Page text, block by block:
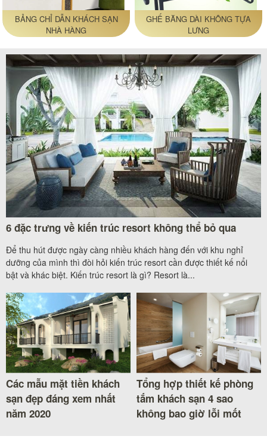
BẢNG CHỈ DẪN KHÁCH SẠN
NHÀ HÀNG
GHẾ BĂNG DÀI KHÔNG TỰA
LƯNG
6 đặc trưng về kiến trúc resort không thể bỏ qua
Để thu hút được ngày càng nhiều khách hàng đến với khu nghỉ
dưỡng của mình thì đòi hỏi kiến trúc resort cần được thiết kế nổi
bật và khác biệt. Kiến trúc resort là gì? Resort là...
Các mẫu mặt tiền khách
sạn đẹp đáng xem nhất
năm 2020
Tổng hợp thiết kế phòng
tắm khách sạn 4 sao
không bao giờ lỗi mốt